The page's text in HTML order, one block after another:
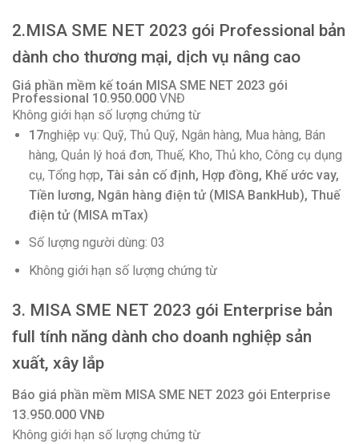
2.MISA SME NET 2023 gói Professional bản
dành cho thương mại, dịch vụ nâng cao
Giá phần mềm kế toán MISA SME NET 2023 gói
Professional 10.950.000 VNĐ
Không giới hạn số lượng chứng từ
17nghiệp vụ: Quỹ, Thủ Quỹ, Ngân hàng, Mua hàng, Bán
hàng, Quản lý hoá đơn, Thuế, Kho, Thủ kho, Công cụ dụng
cụ, Tổng hợp, Tài sản cố định, Hợp đồng, Khế ước vay,
Tiền lương, Ngân hàng điện tử (MISA BankHub), Thuế
điện tử (MISA mTax)
Số lượng người dùng: 03
Không giới hạn số lượng chứng từ
3. MISA SME NET 2023 gói Enterprise bản
full tính năng dành cho doanh nghiệp sản
xuất, xây lắp
Báo giá phần mềm MISA SME NET 2023 gói Enterprise
13.950.000 VNĐ
Không giới hạn số lượng chứng từ